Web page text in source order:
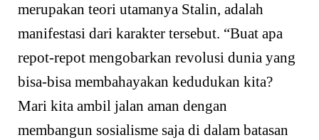
merupakan teori utamanya Stalin, adalah
manifestasi dari karakter tersebut. “Buat apa
repot-repot mengobarkan revolusi dunia yang
bisa-bisa membahayakan kedudukan kita?
Mari kita ambil jalan aman dengan
membangun sosialisme saja di dalam batasan